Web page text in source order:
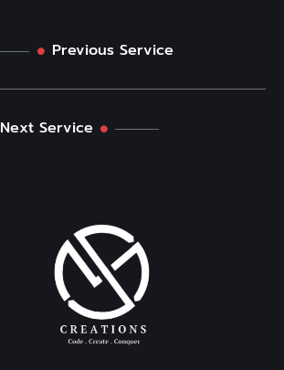
Previous Service
Next Service